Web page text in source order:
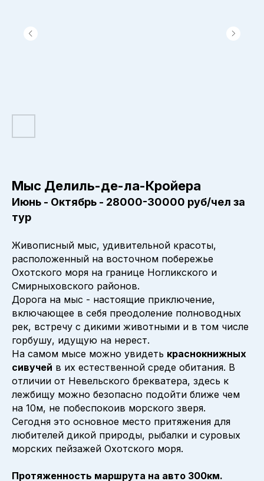
Мыс Делиль-де-ла-Кройера
Июнь - Октябрь - 28000-30000 руб/чел за
тур
Живописный мыс, удивительной красоты,
расположенный на восточном побережье
Охотского моря на границе Ногликского и
Смирныховского районов.
Дорога на мыс - настоящие приключение,
включающее в себя преодоление полноводных
рек, встречу с дикими животными и в том числе
горбушу, идущую на нерест.
На самом мысе можно увидеть краснокнижных
сивучей в их естественной среде обитания. В
отличии от Невельского брекватера, здесь к
лежбищу можно безопасно подойти ближе чем
на 10м, не побеспокоив морского зверя.
Сегодня это основное место притяжения для
любителей дикой природы, рыбалки и суровых
морских пейзажей Охотского моря.
Протяженность маршрута на авто 300км.